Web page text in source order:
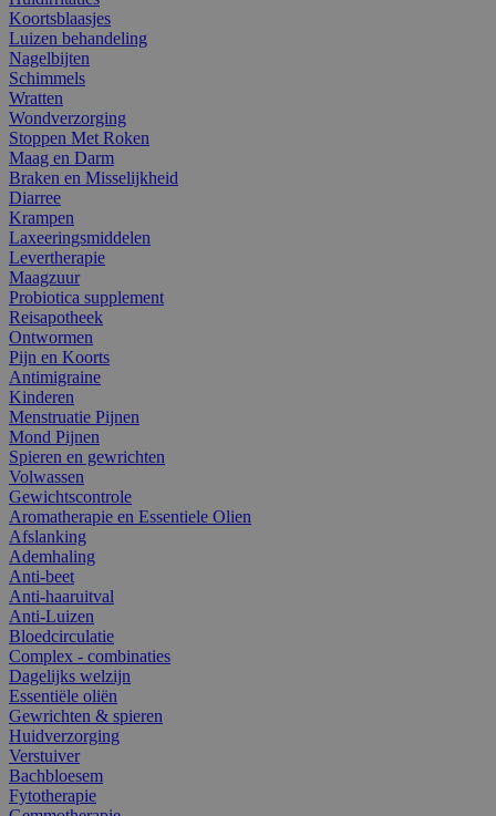
Koortsblaasjes
Luizen behandeling
Nagelbijten
Schimmels
Wratten
Wondverzorging
Stoppen Met Roken
Maag en Darm
Braken en Misselijkheid
Diarree
Krampen
Laxeeringsmiddelen
Levertherapie
Maagzuur
Probiotica supplement
Reisapotheek
Ontwormen
Pijn en Koorts
Antimigraine
Kinderen
Menstruatie Pijnen
Mond Pijnen
Spieren en gewrichten
Volwassen
Gewichtscontrole
Aromatherapie en Essentiele Olien
Afslanking
Ademhaling
Anti-beet
Anti-haaruitval
Anti-Luizen
Bloedcirculatie
Complex - combinaties
Dagelijks welzijn
Essentiële oliën
Gewrichten & spieren
Huidverzorging
Verstuiver
Bachbloesem
Fytotherapie